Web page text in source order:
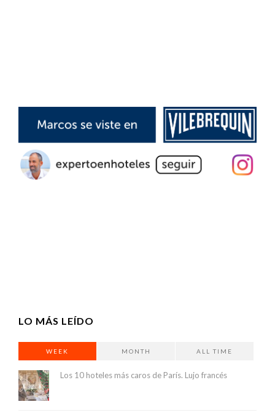
LO MÁS LEÍDO
WEEK MONTH ALL TIME
Los 10 hoteles más caros de París. Lujo francés